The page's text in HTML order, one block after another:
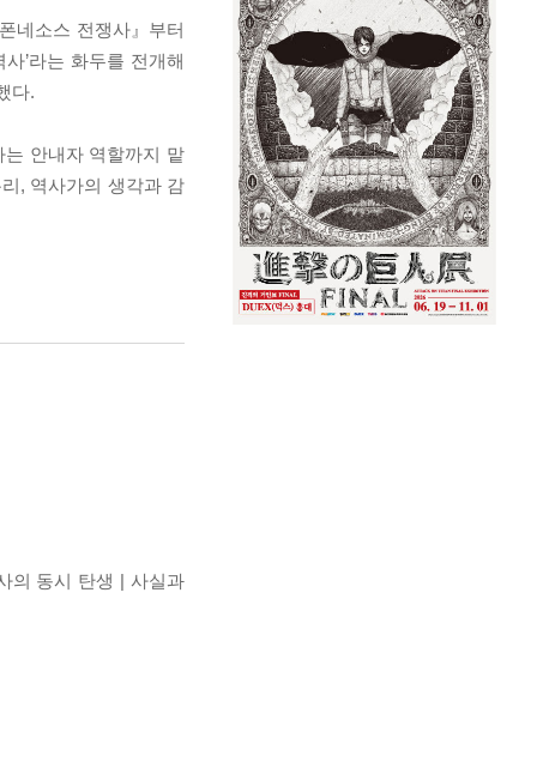
네소스 전쟁사』부터
’라는 화두를 전개해
다.
안내자 역할까지 맡
, 역사가의 생각과 감
의 동시 탄생 | 사실과